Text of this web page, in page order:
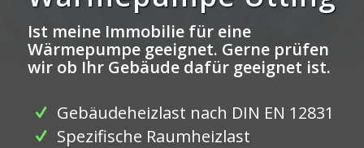
Ist meine Immobilie für eine
Wärmepumpe geeignet. Gerne prüfen
wir ob Ihr Gebäude dafür geeignet ist.
Gebäudeheizlast nach DIN EN 12831
Spezifische Raumheizlast